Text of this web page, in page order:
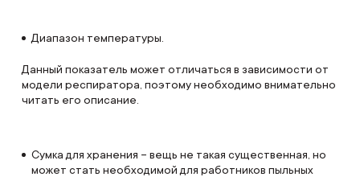
Диапазон температуры.
Данный показатель может отличаться в зависимости от
модели респиратора, поэтому необходимо внимательно
читать его описание.
Сумка для хранения – вещь не такая существенная, но
может стать необходимой для работников пыльных